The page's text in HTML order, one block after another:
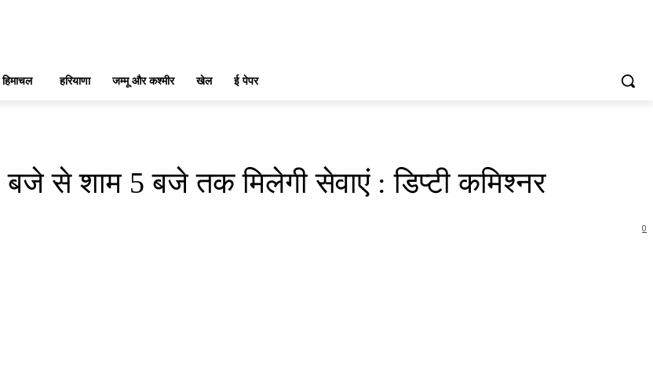
हिमाचल हरियाणा जम्मू और कश्मीर खेल ई पेपर
से शाम 5 बजे तक मिलेगी सेवाएं : डिप्टी कमिश्नर
0